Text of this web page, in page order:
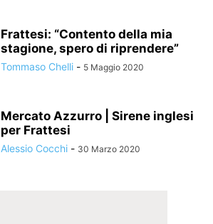
Frattesi: “Contento della mia
stagione, spero di riprendere”
Tommaso Chelli - 5 Maggio 2020
Mercato Azzurro | Sirene inglesi
per Frattesi
Alessio Cocchi - 30 Marzo 2020